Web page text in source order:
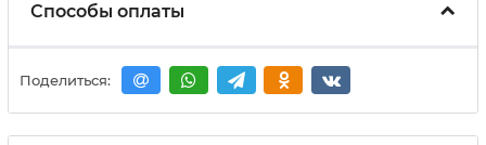
Способы оплаты
Поделиться: